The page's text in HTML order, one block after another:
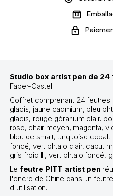
Studio box artist pen de
Faber-Castell
Coffret comprenant 24 feutres
glacis, jaune cadmium, bleu
glacis, rouge géranium clair,
rose, chair moyen, magenta,
bleu de smalt, turquoise
foncé, vert phtalo clair, caput
gris froid III, vert phtalo foncé,
Le feutre PITT artist pen
l'encre de Chine dans un
d'utilisation.